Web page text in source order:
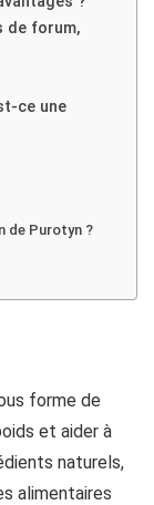
de forum,
ce une
de Purotyn ?
forme de
et aider à
naturels,
alimentaires